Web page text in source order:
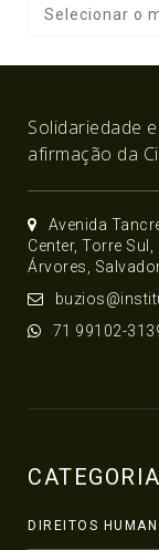
Solidariedade
afirmação da
Avenida
Center, Torre
Árvores,
71 99102-
DIREITOS